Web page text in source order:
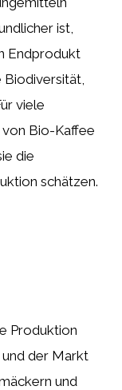
ist,
Endprodukt
Biodiversität,
viele
Bio-Kaffee
die
schätzen.
Produktion
der Markt
und